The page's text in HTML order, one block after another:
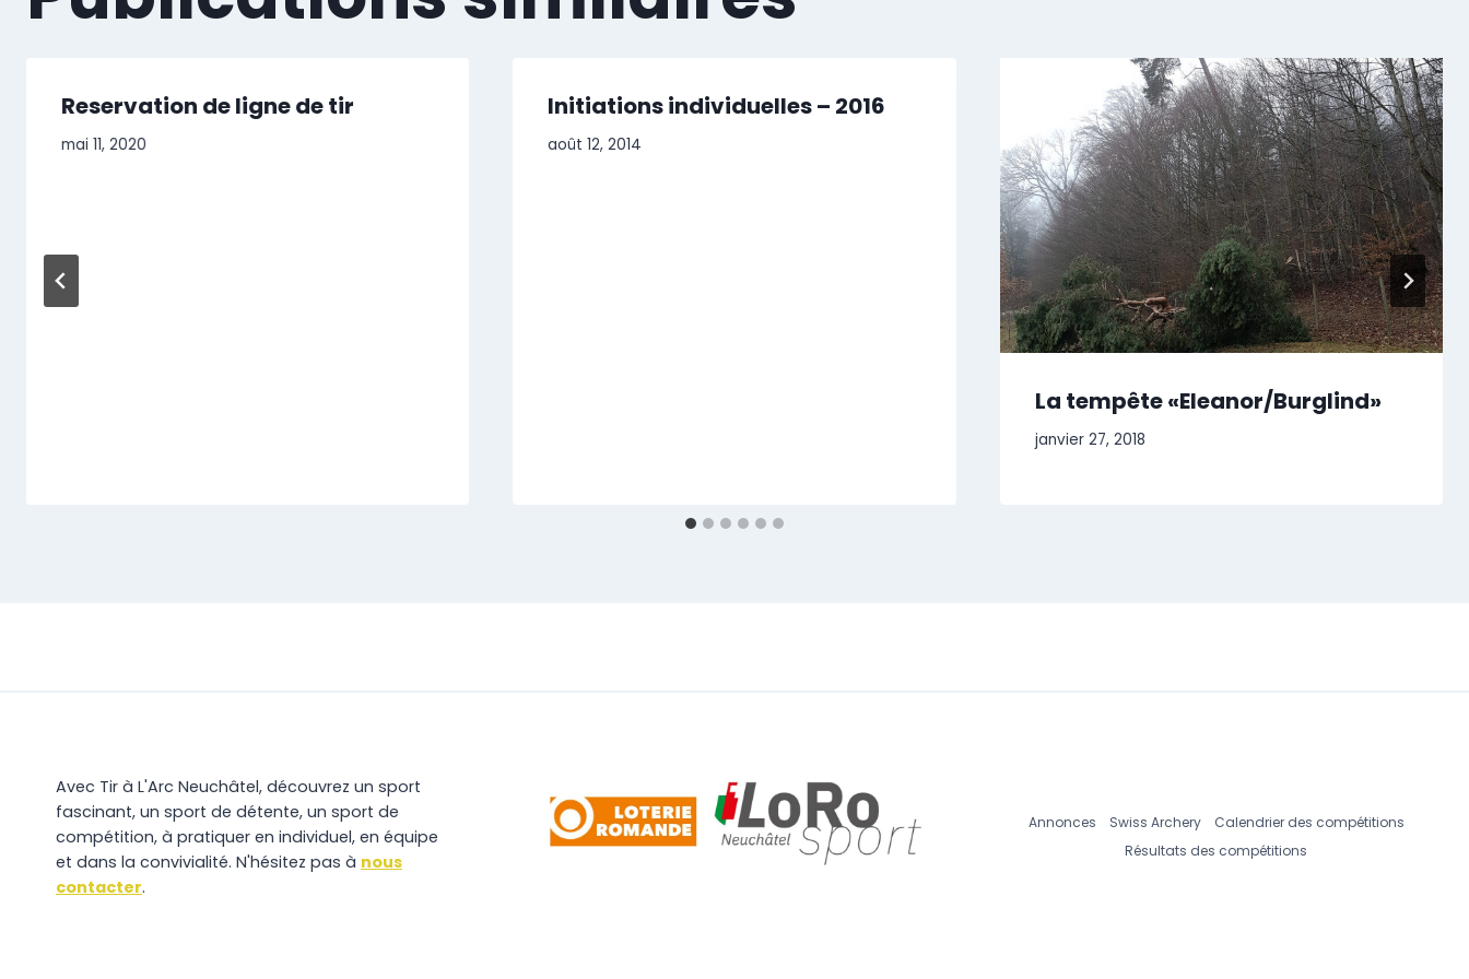
Reservation de ligne de tir
mai 11, 2020
Initiations individuelles – 2016
août 12, 2014
La tempête «Eleanor/Burglind»
janvier 27, 2018
Avec Tir à L'Arc Neuchâtel, découvrez un sport
fascinant, un sport de détente, un sport de
compétition, à pratiquer en individuel, en équipe
et dans la convivialité. N'hésitez pas à nous
contacter.
Annonces Swiss Archery
Calendrier des compétitions
Résultats des compétitions